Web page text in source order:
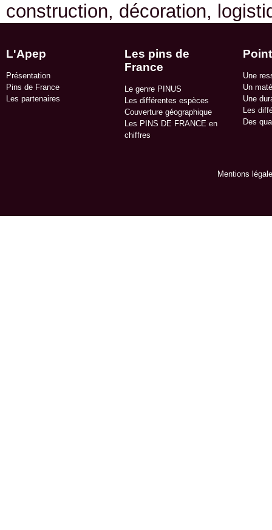
construction, décoration,
L'Apep
Présentation
Pins de France
Les partenaires
Les pins de
France
Le genre PINUS
Les différentes espèces
Couverture géographique
Les PINS DE FRANCE en
chiffres
Une
Un
Une
Les
Des
Mentions